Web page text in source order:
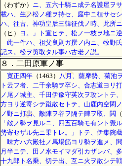
（わずか）
ニ、五六十騎ニ成テ名護屋ヲ
載ハ、生ノ松ノ種ヲ持セ、庭中ニ植サセ
ハ、往古、神功皇后三韓征伐ノ時、此所
（ヒ）
ヨ。」ト宣ヒテ、松ノ一枝ヲ地ニ
此一件ハ、祖父良則ガ撰ノ内ニ、牧野
記ス。松ヲ剪取タル事ハ古老ノ説。
８．二田原軍ノ事
寛正四年 （1463）
八月、薩摩勢、菊池
ト云フ者、二千余騎ヲ卒シ、合志道ヨリ
ノ尾ノ城主、千田伊豫守英次ヲ攻ントテ
方ヨリ逆寄シテ蹴散セトテ、山鹿内空閑
ノ野ニ打出、敵陣ヲ谷ヲ隔テ陣ヲ取、閧
「敵ノ勢ヲ見ルニ、四五百騎モ有ント
勢寄セザル先ニ乗トレ。」トテ、伊集院
味方ハ六殿社ノ馬場筋ヨリ勢ヲ進メ、
月半ニテ、田ノ水モイマダ引カザレバ、
十九郎ト名乗、切テ出、互ニ火ヲ散シテ